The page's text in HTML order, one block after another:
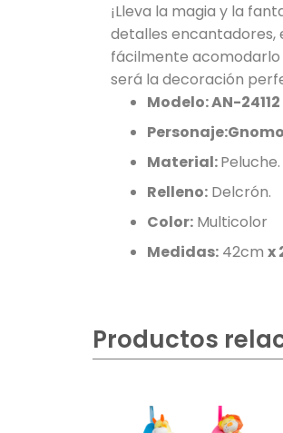
¡Lleva la magia y la
detalles encantadores,
fácilmente acomodarlo
será la decoración
Modelo:AN-24112
Material:Peluche.
Relleno: Delcrón.
Color: Multicolor
Medidas: 42cm x
Productos